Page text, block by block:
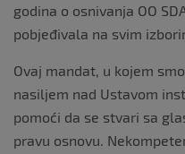
godina o osnivanja OO
pobjeđivala na svim
Ovaj mandat, u kojem
nasiljem nad Ustavom
pomoći da se stvari sa
pravu osnovu.